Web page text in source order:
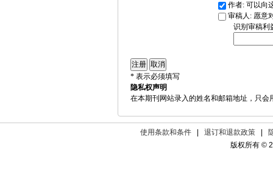
作者: 可以向
审稿人 : 愿意
识别审稿利
* 表示必须填写
隐私权声明
在本期刊网站录入的姓名和邮箱地址，只
使用条款和条件 退订和退款政策
版权所有 ©